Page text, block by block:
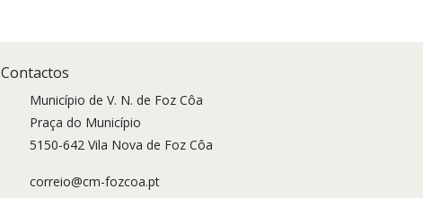
Contactos
Município de V. N. de Foz Côa
Praça do Município
5150-642 Vila Nova de Foz Côa
correio@cm-fozcoa.pt